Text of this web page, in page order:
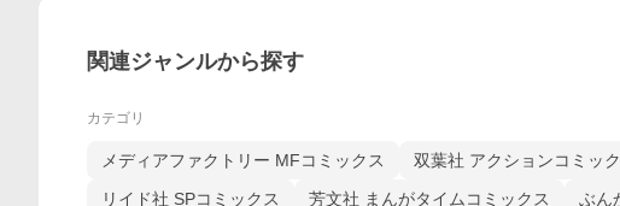
関連ジャンルから探す
カテゴリ
メディアファクトリー MFコミックス 双葉社 アクションコミッ
リイド社 SPコミックス
芳文社 まんがタイムコミックス ぶん